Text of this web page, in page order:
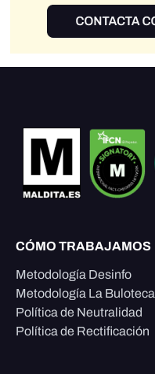
CÓMO TRABAJAMOS
Metodología Desinfo
Metodología La Buloteca
Política de Neutralidad
Política de Rectificación